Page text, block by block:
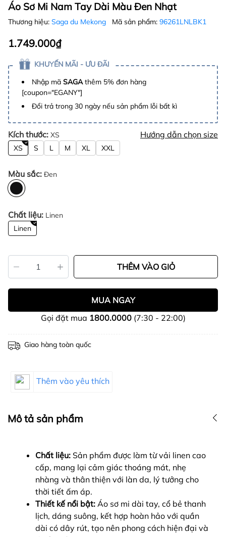
Áo Sơ Mi Nam Tay Dài Màu Đen Nhạt
Thương hiệu: Saga du Mekong Mã sản phẩm: 96261LNLBK1
1.749.000₫
KHUYẾN MÃI - ƯU ĐÃI
Nhập mã SAGAthêm 5% đơn hàng
[coupon="EGANY"]
Đổi trả trong 30 ngày nếu sản phẩm lỗi bất kì
Kích thước: XS Hướng dẫn chọn size
XS S L M XL XXL
Màu sắc: Đen
Chất liệu: Linen
Linen
THÊM VÀO GIỎ
MUA NGAY
Gọi đặt mua 1800.0000(7:30 - 22:00)
Giao hàng toàn quốc
Thêm vào yêu thích
Mô tả sản phẩm
Chất liệu: Sản phẩm được làm từ vải linen cao
cấp, mang lại cảm giác thoáng mát, nhẹ
nhàng và thân thiện với làn da, lý tưởng cho
thời tiết ấm áp.
Thiết kế nổi bật: Áo sơ mi dài tay, cổ bẻ thanh
lịch, dáng suông, kết hợp hoàn hảo với quần
dài có dây rút, tạo nên phong cách hiện đại và